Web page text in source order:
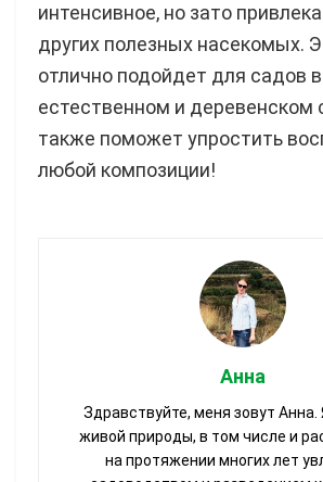
интенсивное, но зато
других полезных насекомых.
отлично подойдет для садов в
естественном и деревенском
также поможет упростить
любой композиции!
Анна
Здравствуйте, меня зовут Анна.
живой природы, в том числе и
на протяжении многих лет